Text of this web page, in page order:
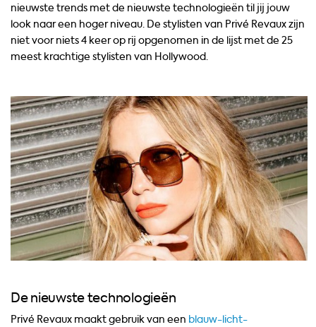
nieuwste trends met de nieuwste technologieën til jij jouw
look naar een hoger niveau. De stylisten van Privé Revaux zijn
niet voor niets 4 keer op rij opgenomen in de lijst met de 25
meest krachtige stylisten van Hollywood.
De nieuwste technologieën
Privé Revaux maakt gebruik van een blauw-licht-